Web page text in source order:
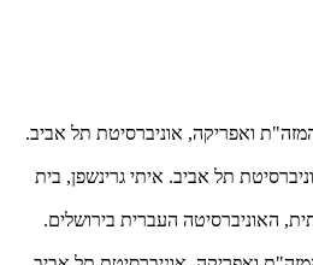
ואפריקה, אוניברסיטת תל אביב.
תל אביב. איתי גרינשפן, בית
האוניברסיטה העברית בירושלים.